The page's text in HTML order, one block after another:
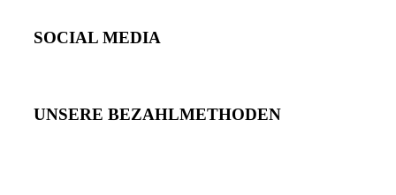
SOCIAL MEDIA
UNSERE BEZAHLMETHODEN